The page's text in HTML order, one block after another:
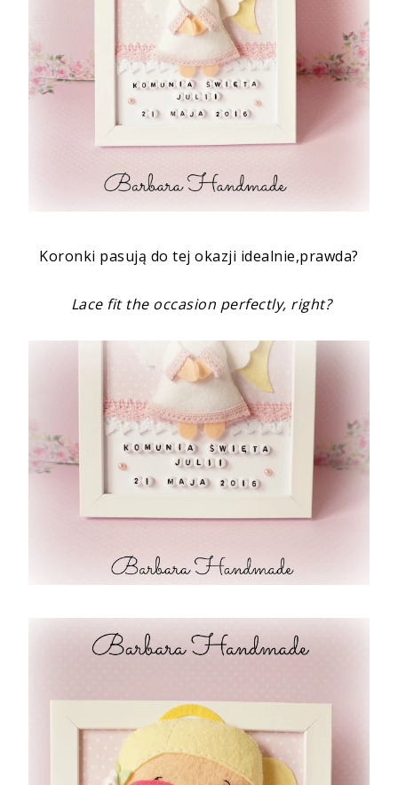
Koronki pasują do tej okazji idealnie,prawda?
Lace fit the occasion perfectly, right?